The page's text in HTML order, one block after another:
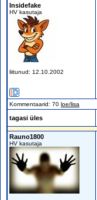
Insidefake
HV kasutaja
liitunud: 12.10.2002
Kommentaarid: 70 loe/lisa
tagasi üles
Rauno1800
HV kasutaja